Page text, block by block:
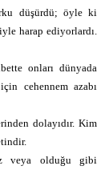
düşürdü; öyle ki
harap ediyorlardı.
onları dünyada
cehennem azabı
dolayıdır. Kim
veya olduğu gibi